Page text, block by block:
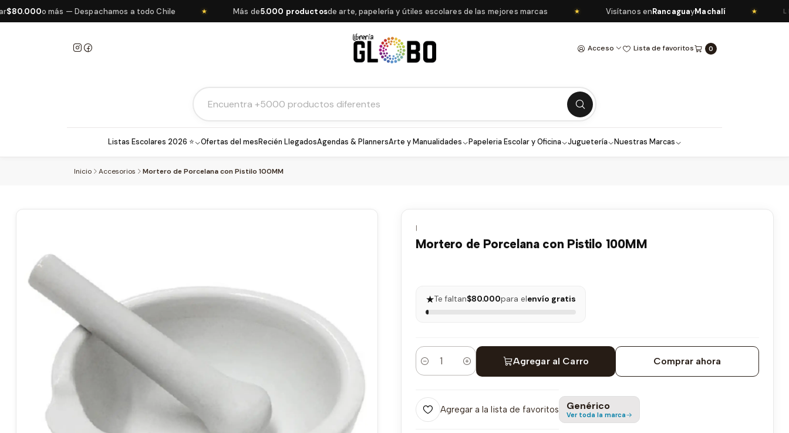
o más — Despachamos a todo Chile Más de5.000 productosde arte, papelería y útiles escolares de las mejores marcas Visítanos enRancaguayMachalí
Acceso Lista de favoritos 0
Listas Escolares 2026 ⭐ Ofertas del mesRecién LlegadosAgendas & PlannersArte y Manualidades Papeleria Escolar y Oficina Juguetería Nuestras Marcas
Inicio Accesorios Mortero de Porcelana con Pistilo 100MM
|
Mortero de Porcelana con Pistilo 100MM
★Te faltan$80.000para elenvío gratis
Cantidad Agregar al Carro Comprar ahora
Agregar a la lista de favoritos Genérico
Ver toda la marca